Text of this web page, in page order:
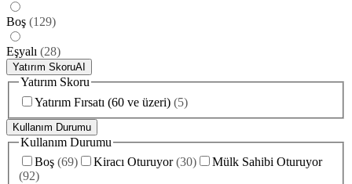
Boş (129)
Eşyalı (28)
Yatırım SkoruAI
Yatırım Skoru
Yatırım Fırsatı (60 ve üzeri) (5)
Kullanım Durumu
Kullanım Durumu
Boş (69) Kiracı Oturuyor (30)
Mülk Sahibi Oturuyor
(92)